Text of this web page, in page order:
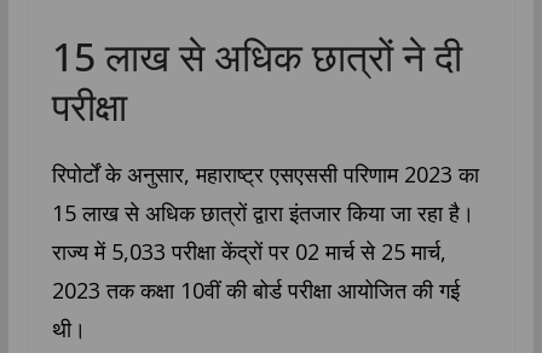
15 लाख से अधिक छात्रों ने दी
परीक्षा
रिपोर्टों के अनुसार, महाराष्ट्र एसएससी परिणाम 2023 का
15 लाख से अधिक छात्रों द्वारा इंतजार किया जा रहा है।
राज्य में 5,033 परीक्षा केंद्रों पर 02 मार्च से 25 मार्च,
2023 तक कक्षा 10वीं की बोर्ड परीक्षा आयोजित की गई
थी।